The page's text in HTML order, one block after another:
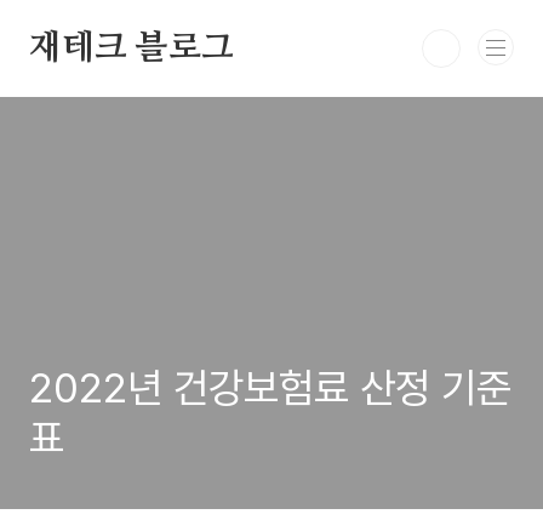
재테크 블로그
2022년 건강보험료 산정 기준
표